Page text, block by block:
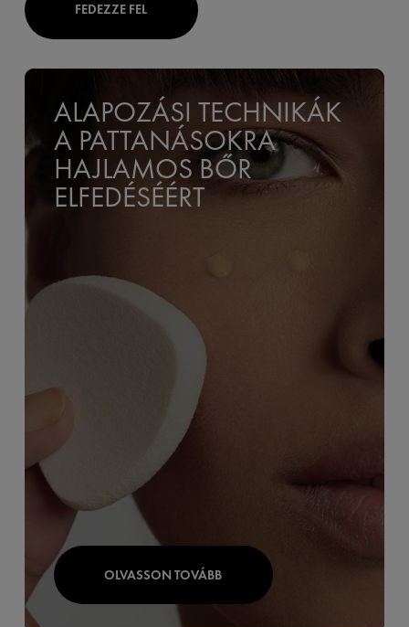
FEDEZZE FEL
ALAPOZÁSI TECHNIKÁK
A PATTANÁSOKRA
HAJLAMOS BŐR
ELFEDÉSÉÉRT
OLVASSON TOVÁBB